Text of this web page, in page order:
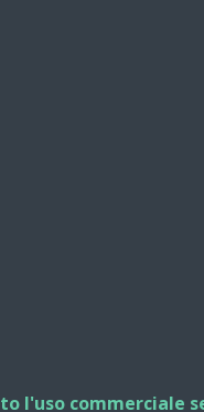
l'uso commerciale